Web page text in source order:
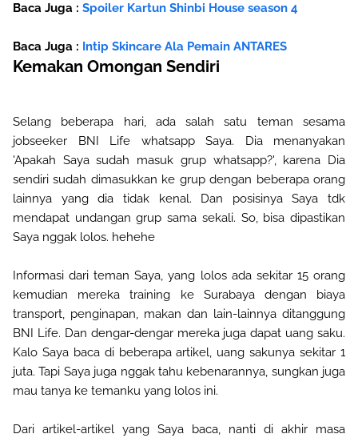
Baca Juga : Spoiler Kartun Shinbi House season 4
Baca Juga : Intip Skincare Ala Pemain ANTARES
Kemakan Omongan Sendiri
Selang beberapa hari, ada salah satu teman sesama
jobseeker BNI Life whatsapp Saya. Dia menanyakan
'Apakah Saya sudah masuk grup whatsapp?', karena Dia
sendiri sudah dimasukkan ke grup dengan beberapa orang
lainnya yang dia tidak kenal. Dan posisinya Saya tdk
mendapat undangan grup sama sekali. So, bisa dipastikan
Saya nggak lolos. hehehe
Informasi dari teman Saya, yang lolos ada sekitar 15 orang
kemudian mereka training ke Surabaya dengan biaya
transport, penginapan, makan dan lain-lainnya ditanggung
BNI Life. Dan dengar-dengar mereka juga dapat uang saku.
Kalo Saya baca di beberapa artikel, uang sakunya sekitar 1
juta. Tapi Saya juga nggak tahu kebenarannya, sungkan juga
mau tanya ke temanku yang lolos ini.
Dari artikel-artikel yang Saya baca, nanti di akhir masa